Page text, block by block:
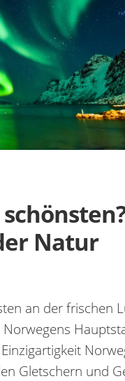
Natur
an der frischen
Gletschern und